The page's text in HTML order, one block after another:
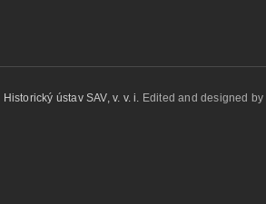
Historický ústav SAV, v. v. i. Edited and designed by